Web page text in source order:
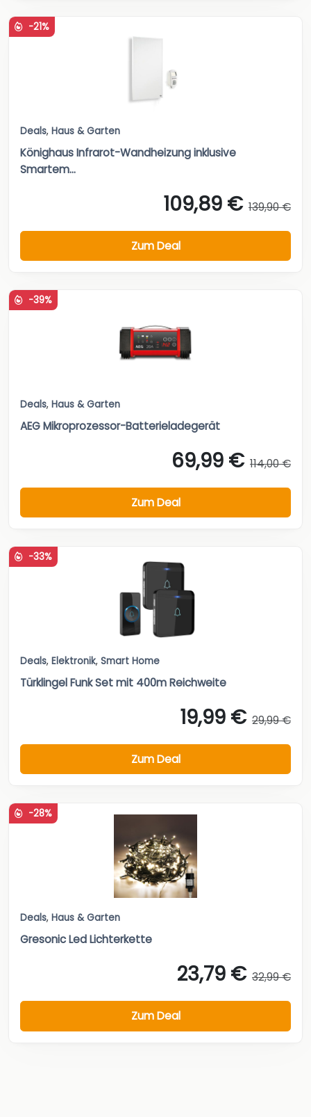
-21%
Deals, Haus & Garten
Könighaus Infrarot-Wandheizung inklusive
Smartem...
109,89 € 139,90 €
Zum Deal
-39%
Deals, Haus & Garten
AEG Mikroprozessor-Batterieladegerät
69,99 € 114,00 €
Zum Deal
-33%
Deals, Elektronik, Smart Home
Türklingel Funk Set mit 400m Reichweite
19,99 € 29,99 €
Zum Deal
-28%
Deals, Haus & Garten
Gresonic Led Lichterkette
23,79 € 32,99 €
Zum Deal